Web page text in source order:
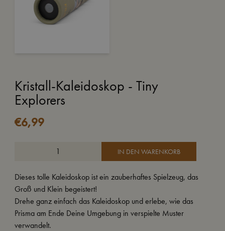
Kristall-Kaleidoskop - Tiny
Explorers
€6,99
IN DEN WARENKORB
Dieses tolle Kaleidoskop ist ein zauberhaftes Spielzeug, das
Groß und Klein begeistert!
Drehe ganz einfach das Kaleidoskop und erlebe, wie das
Prisma am Ende Deine Umgebung in verspielte Muster
verwandelt.